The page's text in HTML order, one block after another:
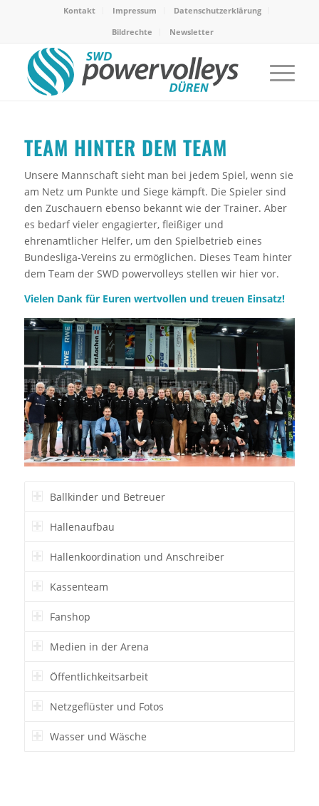
Kontakt Impressum
Datenschutzerklärung
Bildrechte
Newsletter
TEAM HINTER DEM TEAM
Unsere Mannschaft sieht man bei jedem Spiel, wenn sie
am Netz um Punkte und Siege kämpft. Die Spieler sind
den Zuschauern ebenso bekannt wie der Trainer. Aber
es bedarf vieler engagierter, fleißiger und
ehrenamtlicher Helfer, um den Spielbetrieb eines
Bundesliga-Vereins zu ermöglichen. Dieses Team hinter
dem Team der SWD powervolleys stellen wir hier vor.
Vielen Dank für Euren wertvollen und treuen Einsatz!
Ballkinder und Betreuer
Hallenaufbau
Hallenkoordination und Anschreiber
Kassenteam
Fanshop
Medien in der Arena
Öffentlichkeitsarbeit
Netzgeflüster und Fotos
Wasser und Wäsche